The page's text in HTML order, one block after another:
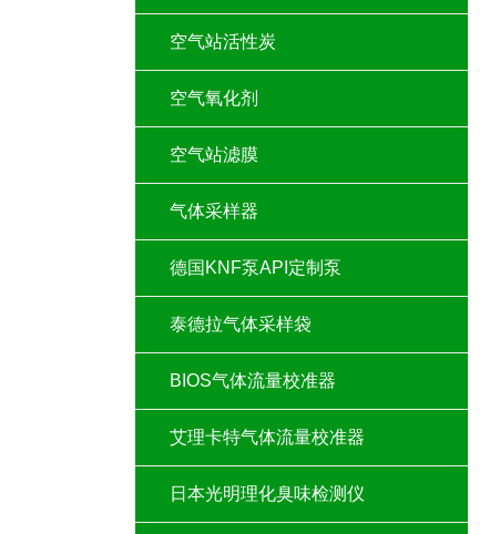
空气站活性炭
空气氧化剂
空气站滤膜
气体采样器
德国KNF泵API定制泵
泰德拉气体采样袋
BIOS气体流量校准器
艾理卡特气体流量校准器
日本光明理化臭味检测仪